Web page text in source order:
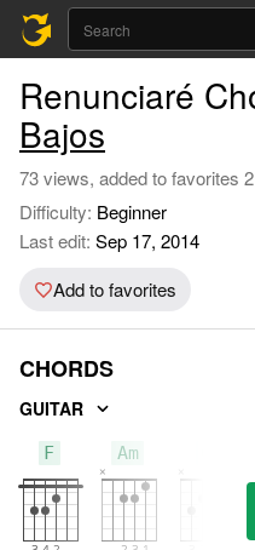
Renunciaré
Bajos
73 views, added to favorites
Difficulty: Beginner
Last edit: Sep 17, 2014
Add to favorites
CHORDS
GUITAR
F Am